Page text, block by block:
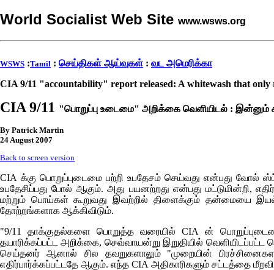
World Socialist Web Site www.wsws.org
WSWS :Tamil : செய்திகள் ஆய்வுகள் : வட அமெரிக்கா
CIA 9/11 "accountability" report released: A whitewash that only
CIA 9/11 "பொறுப்பு உடைமை" அறிக்கை வெளியிடல் : இன்னும்
By Patrick Martin
24 August 2007
Back to screen version
CIA க்கு பொறுப்புடைமை பற்றி உபதேசம் செய்வது என்பது
உபதேசிப்பது போல் ஆகும். அது பயனற்றது என்பது மட்டுமின்றி,
மற்றும் பொய்கள் கூறுவது இவற்றில் திளைக்கும் தன்மையை
தோற்றங்களாக ஆக்கிவிடும்.
"9/11 தாக்குதல்களை பொறுத்த வரையில் CIA
ன்
தயாரிக்கப்பட்ட அறிக்கை, செவ்வாயன்று இறுதியில்
செய்தனர் ஆனால் சில தவறுகளாலும் "முறையின்
எதிர்பார்க்கப்பட்டதே ஆகும். எந்த CIA அதிகாரிகளும் சட்டத்தை